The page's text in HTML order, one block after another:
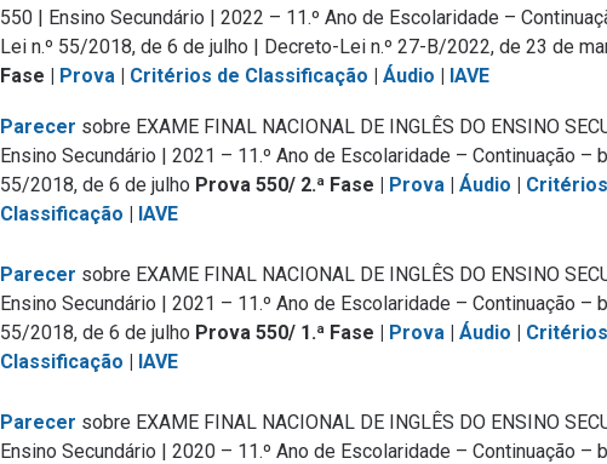
550 | Ensino Secundário | 2022 – 11.º Ano de Escolaridade –
Lei n.º 55/2018, de 6 de julho | Decreto-Lei n.º 27-B/2022, de 23 de
Fase | Prova | Critérios de Classificação | Áudio | IAVE
Parecer sobre EXAME FINAL NACIONAL DE INGLÊS DO ENSINO
Ensino Secundário | 2021 – 11.º Ano de Escolaridade – Continuação –
55/2018, de 6 de julho Prova 550/ 2.ª Fase | Prova | Áudio |
Classificação | IAVE
Parecer sobre EXAME FINAL NACIONAL DE INGLÊS DO ENSINO
Ensino Secundário | 2021 – 11.º Ano de Escolaridade – Continuação –
55/2018, de 6 de julho Prova 550/ 1.ª Fase | Prova | Áudio |
Classificação | IAVE
Parecer sobre EXAME FINAL NACIONAL DE INGLÊS DO ENSINO
Ensino Secundário | 2020 – 11.º Ano de Escolaridade – Continuação –